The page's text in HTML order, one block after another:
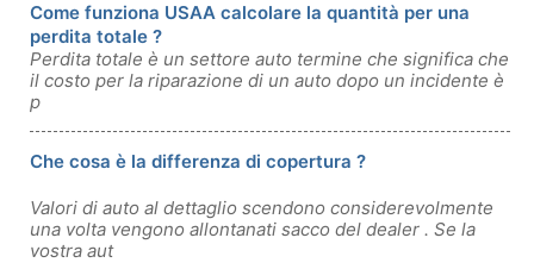
Come funziona USAA calcolare la quantità per una
perdita totale ?
Perdita totale è un settore auto termine che significa che
il costo per la riparazione di un auto dopo un incidente è
p
Che cosa è la differenza di copertura ?
Valori di auto al dettaglio scendono considerevolmente
una volta vengono allontanati sacco del dealer . Se la
vostra aut